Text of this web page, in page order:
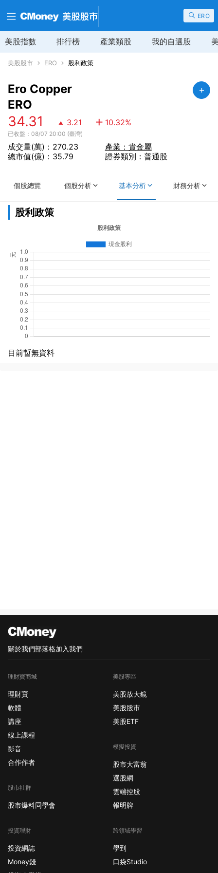
ERO
美股指數 排行榜 產業類股 我的自選股
美股股市 ERO 股利政策
Ero Copper
ERO
34.31 3.21 10.32%
已收盤：08/07 20:00 (臺灣)
成交量(萬)：270.23
總市值(億)：35.79
產業：貴金屬
證券類別：普通股
個股總覽 個股分析 基本分析 財務分析
股利政策
目前暫無資料
關於我們部落格加入我們
理財寶商城
理財寶
軟體
講座
線上課程
影音
合作作者
股市社群
股市爆料同學會
投資理財
投資網誌
Money錢
美股專區
美股放大鏡
美股股市
美股ETF
模擬投資
股市大富翁
選股網
雲端控股
報明牌
跨領域學習
學到
口袋Studio